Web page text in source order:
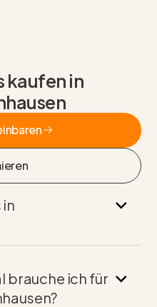
kaufen in
brauche ich für